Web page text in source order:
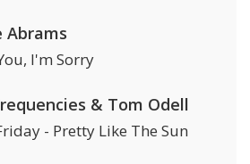
Abrams
I'm Sorry
& Tom Odell
- Pretty Like The Sun